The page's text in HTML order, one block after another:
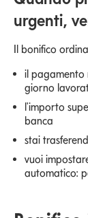
urgenti,
Il bonifico
il pagamento
giorno
l'importo
banca
stai
vuoi
automatico: